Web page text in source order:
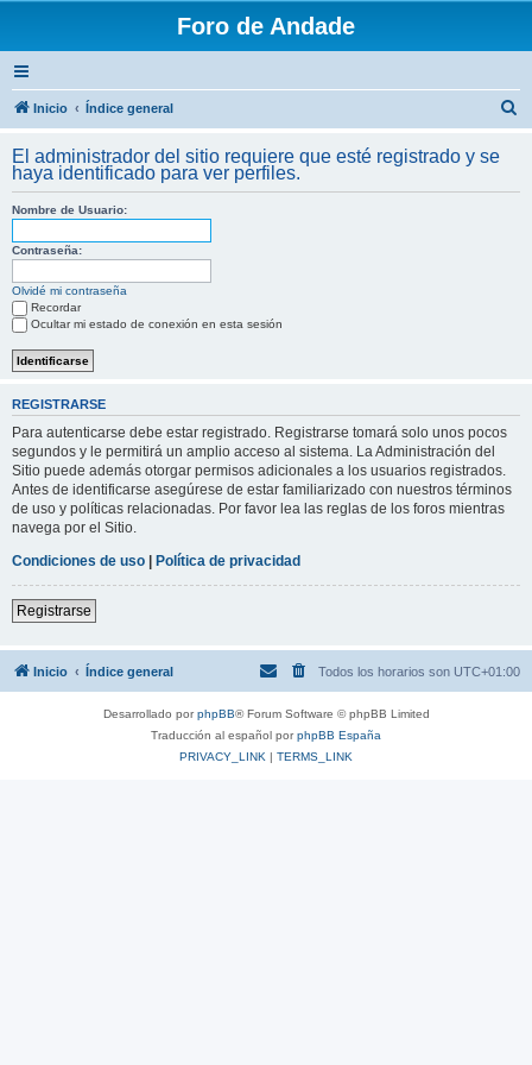
Foro de Andade
Inicio Índice general
c
El administrador del sitio requiere que esté registrado y se
haya identificado para ver perfiles.
Nombre de Usuario:
Contraseña:
Olvidé mi contraseña
Recordar
Ocultar mi estado de conexión en esta sesión
REGISTRARSE
Para autenticarse debe estar registrado. Registrarse tomará solo unos pocos
segundos y le permitirá un amplio acceso al sistema. La Administración del
Sitio puede además otorgar permisos adicionales a los usuarios registrados.
Antes de identificarse asegúrese de estar familiarizado con nuestros términos
de uso y políticas relacionadas. Por favor lea las reglas de los foros mientras
navega por el Sitio.
Condiciones de uso | Política de privacidad
Registrarse
Inicio Índice general Todos los horarios son UTC+01:00
Desarrollado porphpBB® Forum Software © phpBB Limited
Traducción al español porphpBB España
PRIVACY_LINK | TERMS_LINK